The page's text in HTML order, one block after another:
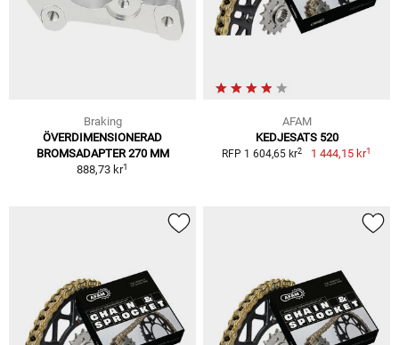
Braking
ÖVERDIMENSIONERAD
BROMSADAPTER 270 MM
888,73 kr1
AFAM
KEDJESATS 520
RFP 1 604,65 kr2 1 444,15 kr1